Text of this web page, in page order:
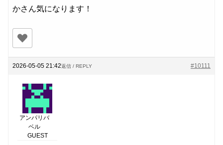
かさん気になります！
2026-05-05 21:42 #10111
返信 / REPLY
アンパリバ
ベル
GUEST